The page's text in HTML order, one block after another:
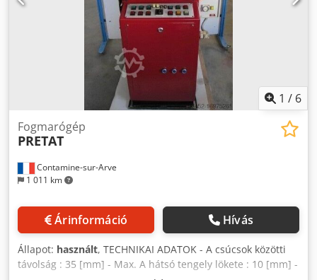
1 / 6
Contamine-sur-Arve
1 011 km
Fogmarógép
PRETAT
Árinformáció Hívás
Állapot: használt, TECHNIKAI ADATOK - A csúcsok közötti
távolság : 35 [mm] - Max. A hátsó tengely lökete : 10 [mm] -